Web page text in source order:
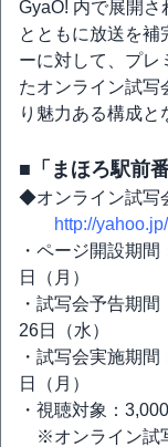
GyaO! 内で展開
とともに放送を補
ーに対して、プレ
たオンライン試写
り魅力ある構成と
■「まほろ駅前
◆オンライン試写
http://
・ページ開設期
日（月）
・試写会予告期
26日（水）
・試写会実施期
日（月）
・視聴対象：
※オンライン試